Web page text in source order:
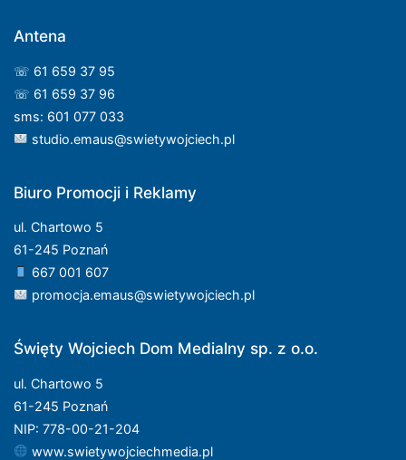
Antena
☏ 61 659 37 95
☏ 61 659 37 96
sms: 601 077 033
studio.emaus@swietywojciech.pl
Biuro Promocji i Reklamy
ul. Chartowo 5
61-245 Poznań
667 001 607
promocja.emaus@swietywojciech.pl
Święty Wojciech Dom Medialny sp. z o.o.
ul. Chartowo 5
61-245 Poznań
NIP: 778-00-21-204
www.swietywojciechmedia.pl